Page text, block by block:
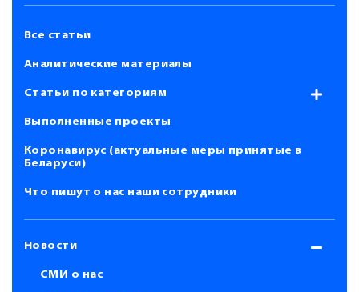
Все статьи
Аналитические материалы
Статьи по категориям
Выполненные проекты
Коронавирус (актуальные меры принятые в
Беларуси)
Что пишут о нас наши сотрудники
Новости
СМИ о нас